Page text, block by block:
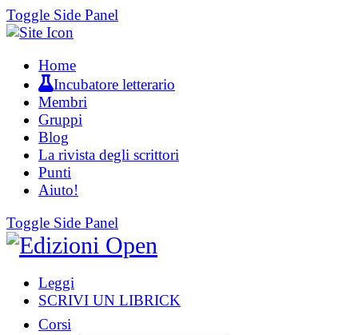
Toggle Side Panel
Home
Incubatore letterario
Membri
Gruppi
Blog
La rivista degli scrittori
Punti
Aiuto!
Toggle Side Panel
Leggi
SCRIVI UN LIBRICK
Corsi